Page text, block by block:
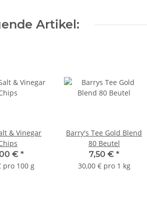
Artikel:
& Vinegar
€ *
pro 100 g
Barry's Tee Gold Blend
80 Beutel
7,50 € *
30,00 € pro 1 kg